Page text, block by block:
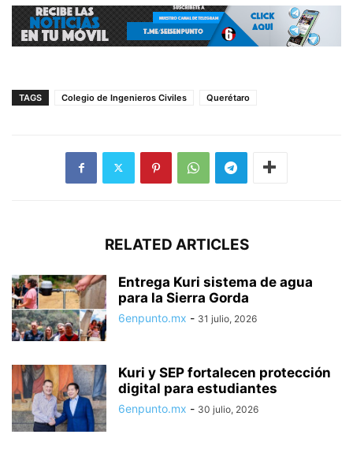
TAGS Colegio de Ingenieros Civiles Querétaro
RELATED ARTICLES
Entrega Kuri sistema de agua
para la Sierra Gorda
6enpunto.mx - 31 julio, 2026
Kuri y SEP fortalecen protección
digital para estudiantes
6enpunto.mx - 30 julio, 2026